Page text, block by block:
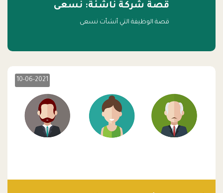
قصة شركة ناشئة: نسعى
قصة الوظيفة التي أنشأت نسعى
10-06-2021